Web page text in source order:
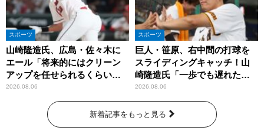
スポーツ
山崎隆造氏、広島・佐々木に
エール「将来的にはクリーン
アップを任せられるくらいま
では成長して」
2026.08.06
スポーツ
巨人・笹原、右中間の打球を
スライディングキャッチ！山
崎隆造氏「一歩でも遅れた
ら…」
2026.08.06
新着記事をもっと見る